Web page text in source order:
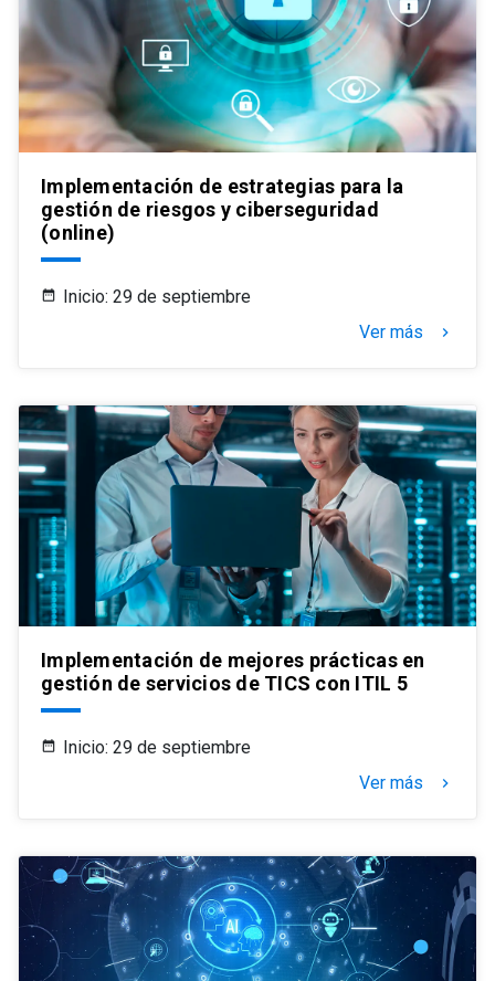
Implementación de estrategias para la
gestión de riesgos y ciberseguridad
(online)
Inicio: 29 de septiembre
Ver más
keyboard_arrow_right
Implementación de mejores prácticas en
gestión de servicios de TICS con ITIL 5
Inicio: 29 de septiembre
Ver más
keyboard_arrow_right